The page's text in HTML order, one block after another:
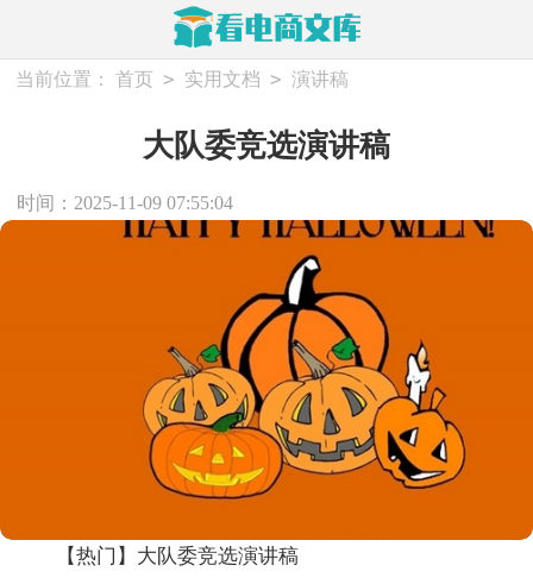
当前位置： 首页 > 实用文档 > 演讲稿
大队委竞选演讲稿
时间：2025-11-09 07:55:04
【热门】大队委竞选演讲稿